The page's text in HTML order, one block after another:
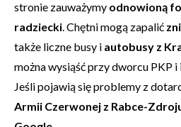
stronie zauważymy odnowioną
radziecki. Chętni mogą zapalić
także liczne busy i autobusy z
można wysiąść przy dworcu PKP i
Jeśli pojawią się problemy z
Armii Czerwonej z Rabce-